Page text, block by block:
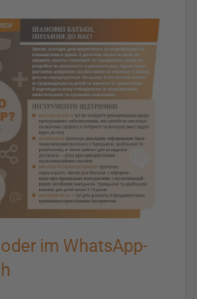
im WhatsApp-